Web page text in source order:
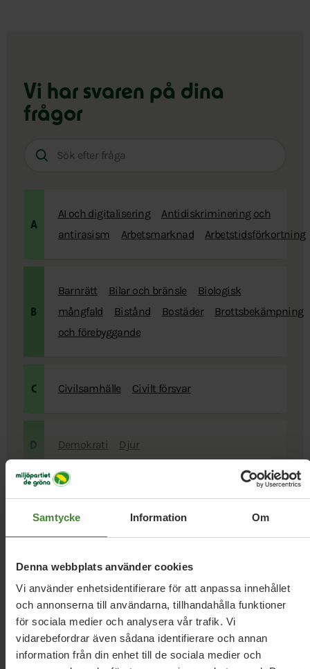
Samtycke Information Om
Denna webbplats använder cookies
Vi använder enhetsidentifierare för att anpassa innehållet
och annonserna till användarna, tillhandahålla funktioner
för sociala medier och analysera vår trafik. Vi
vidarebefordrar även sådana identifierare och annan
information från din enhet till de sociala medier och
Vi har svaren på dina
frågor
A
AI och digitalisering
Antidiskriminering och
antirasism
Arbetsmarknad Arbetstidsförkortning
B
Barnrätt Bilar och bränsle
Biologisk
mångfald
Bistånd Bostäder
Brottsbekämpning
och förebyggande
C Civilsamhälle Civilt försvar
D Demokrati Djur
Nyheter omSkog och